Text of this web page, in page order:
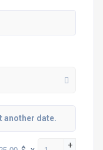
another date.
+